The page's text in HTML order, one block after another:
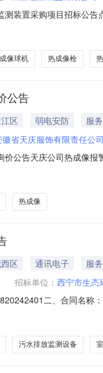
测装置采购项目招标公
色大冶弘盛铜业热成像
像球机 热成像枪
公告
区 弱电安防
服务
徽省天庆服饰有限责任公
价公告天庆公司热成像
装后用于监区内厂房仓
热成像
区 通讯电子
服务
招标单位： 西宁市生态
二、合同名称
交子大道88号1栋14层
污水排放监测设备